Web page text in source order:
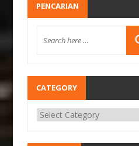
PENCARIAN
CATEGORY